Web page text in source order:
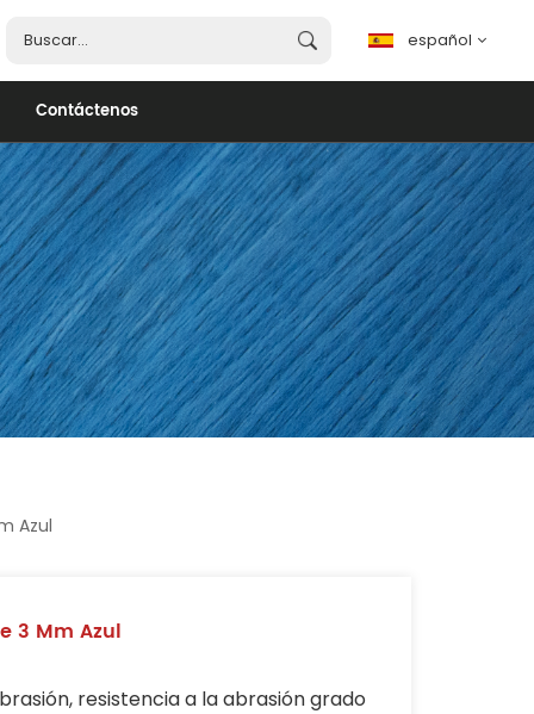
español
español
English
français
português
العربية
Contáctenos
Azul
3 Mm Azul
resistencia a la abrasión grado